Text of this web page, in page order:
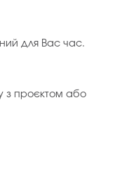
для Вас час.
з проєктом або